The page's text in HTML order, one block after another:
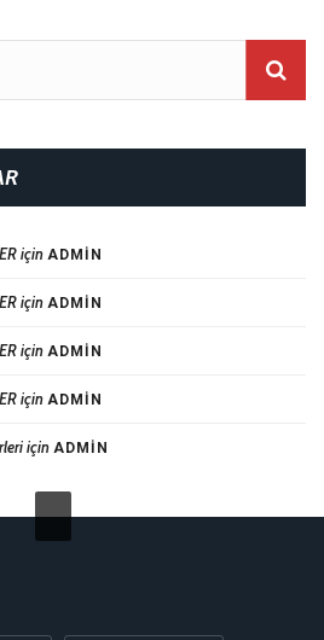
için ADMIN
için ADMIN
için ADMIN
için ADMIN
için ADMIN